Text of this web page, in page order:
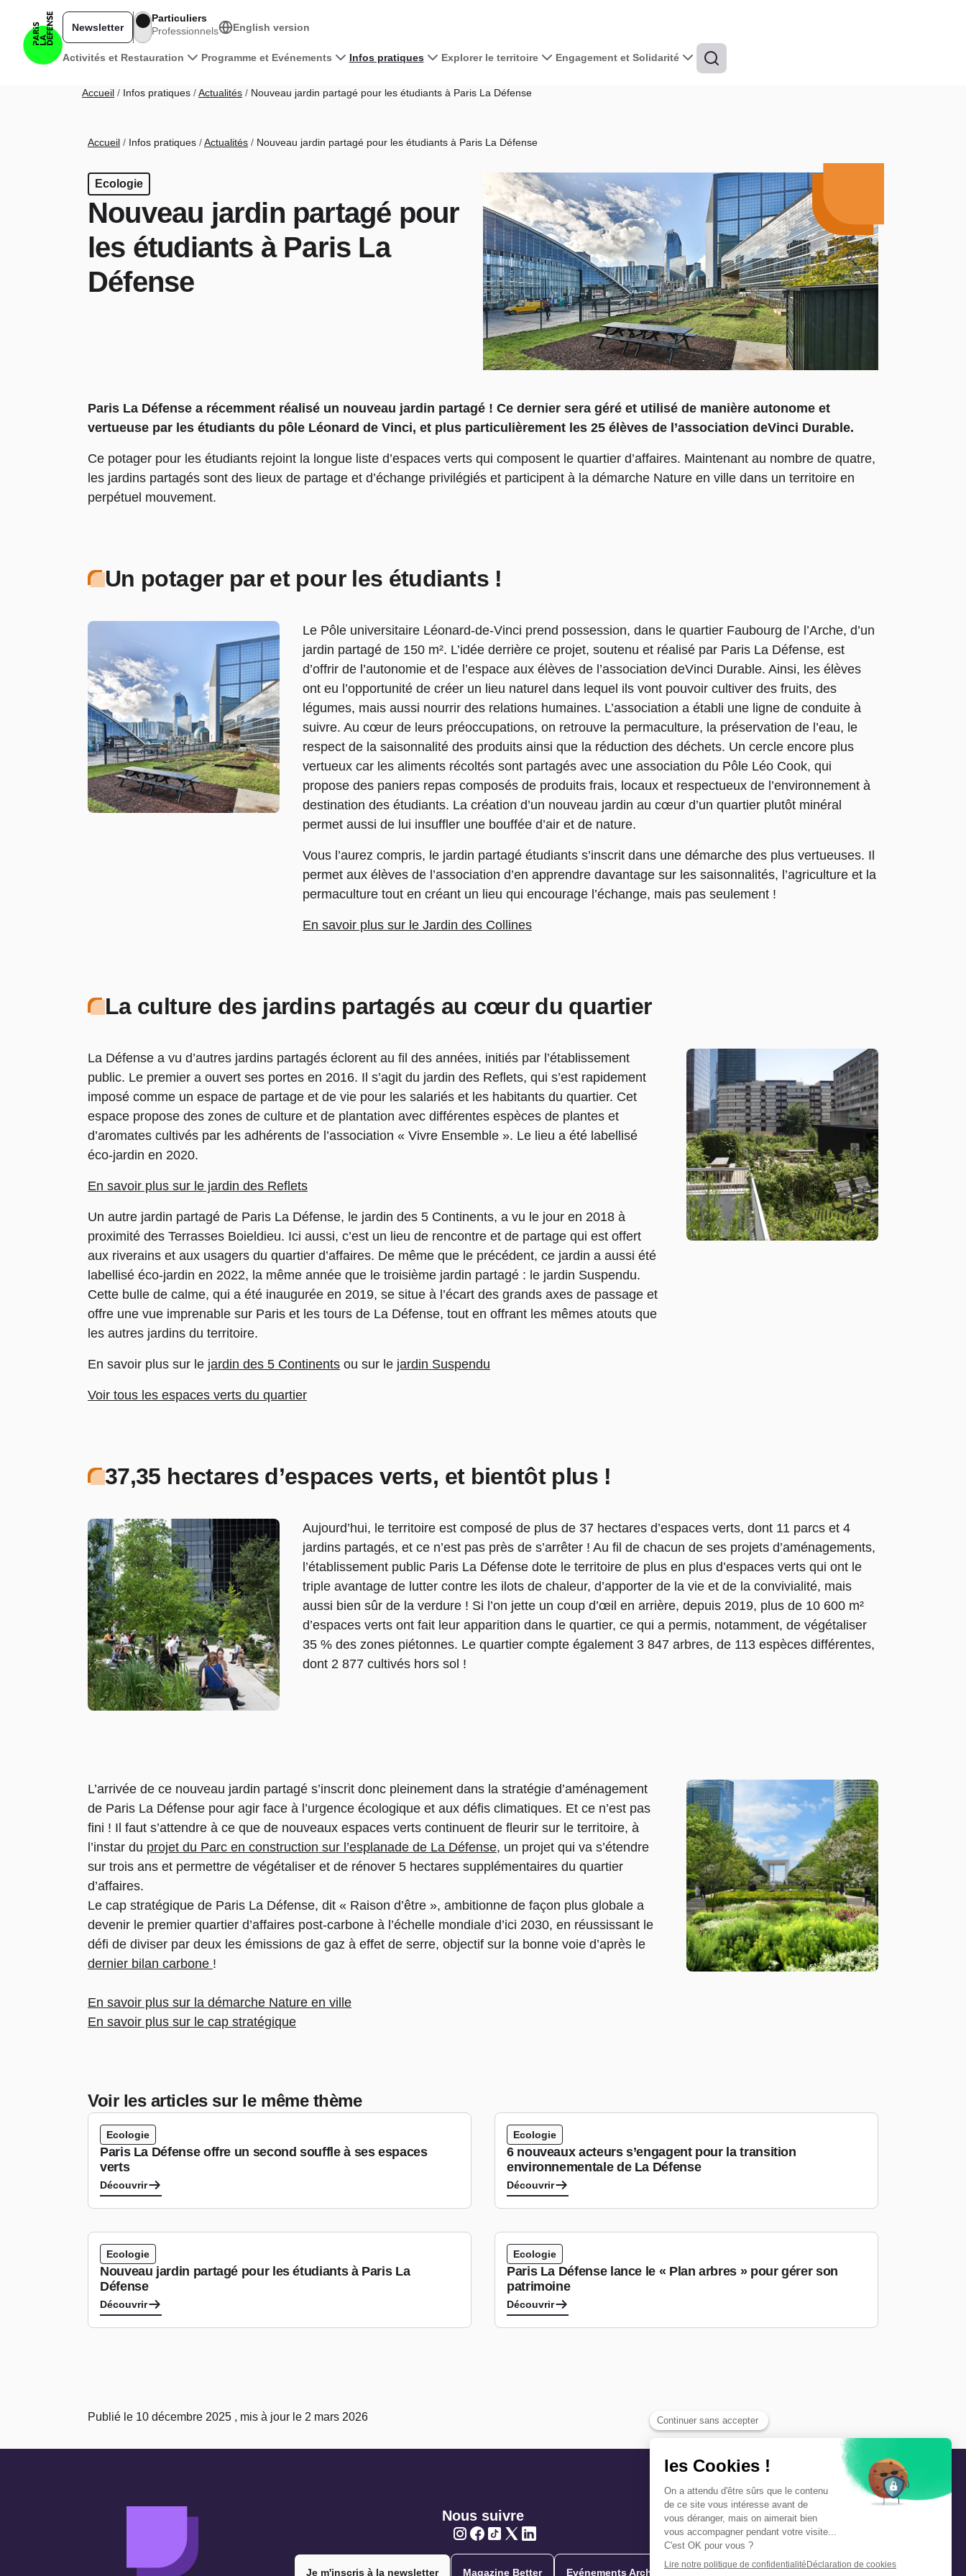
Navigation principale
Activités et Restauration Programme et Evénements Infos pratiques Explorer le territoire Engagement et Solidarité
Newsletter
Particuliers
Professionnels
English version
Fil d'Ariane
Accueil Infos pratiques Actualités Nouveau jardin partagé pour les étudiants à Paris La Défense
Fil d'Ariane
Accueil Infos pratiques Actualités Nouveau jardin partagé pour les étudiants à Paris La Défense
Ecologie
Nouveau jardin partagé pour
les étudiants à Paris La
Défense
Paris La Défense a récemment réalisé un nouveau jardin partagé ! Ce dernier sera géré et utilisé de manière autonome et
vertueuse par les étudiants du pôle Léonard de Vinci, et plus particulièrement les 25 élèves de l’association deVinci Durable.
Ce potager pour les étudiants rejoint la longue liste d’espaces verts qui composent le quartier d’affaires. Maintenant au nombre de quatre,
les jardins partagés sont des lieux de partage et d’échange privilégiés et participent à la démarche Nature en ville dans un territoire en
perpétuel mouvement.
Un potager par et pour les étudiants !
Le Pôle universitaire Léonard-de-Vinci prend possession, dans le quartier Faubourg de l’Arche, d’un
jardin partagé de 150 m². L’idée derrière ce projet, soutenu et réalisé par Paris La Défense, est
d’offrir de l’autonomie et de l’espace aux élèves de l’association deVinci Durable. Ainsi, les élèves
ont eu l’opportunité de créer un lieu naturel dans lequel ils vont pouvoir cultiver des fruits, des
légumes, mais aussi nourrir des relations humaines. L’association a établi une ligne de conduite à
suivre. Au cœur de leurs préoccupations, on retrouve la permaculture, la préservation de l’eau, le
respect de la saisonnalité des produits ainsi que la réduction des déchets. Un cercle encore plus
vertueux car les aliments récoltés sont partagés avec une association du Pôle Léo Cook, qui
propose des paniers repas composés de produits frais, locaux et respectueux de l’environnement à
destination des étudiants. La création d’un nouveau jardin au cœur d’un quartier plutôt minéral
permet aussi de lui insuffler une bouffée d’air et de nature.
Vous l’aurez compris, le jardin partagé étudiants s’inscrit dans une démarche des plus vertueuses. Il
permet aux élèves de l’association d’en apprendre davantage sur les saisonnalités, l’agriculture et la
permaculture tout en créant un lieu qui encourage l’échange, mais pas seulement !
En savoir plus sur le Jardin des Collines
La culture des jardins partagés au cœur du quartier
La Défense a vu d’autres jardins partagés éclorent au fil des années, initiés par l’établissement
public. Le premier a ouvert ses portes en 2016. Il s’agit du jardin des Reflets, qui s’est rapidement
imposé comme un espace de partage et de vie pour les salariés et les habitants du quartier. Cet
espace propose des zones de culture et de plantation avec différentes espèces de plantes et
d’aromates cultivés par les adhérents de l’association « Vivre Ensemble ». Le lieu a été labellisé
éco-jardin en 2020.
En savoir plus sur le jardin des Reflets
Un autre jardin partagé de Paris La Défense, le jardin des 5 Continents, a vu le jour en 2018 à
proximité des Terrasses Boieldieu. Ici aussi, c’est un lieu de rencontre et de partage qui est offert
aux riverains et aux usagers du quartier d’affaires. De même que le précédent, ce jardin a aussi été
labellisé éco-jardin en 2022, la même année que le troisième jardin partagé : le jardin Suspendu.
Cette bulle de calme, qui a été inaugurée en 2019, se situe à l’écart des grands axes de passage et
offre une vue imprenable sur Paris et les tours de La Défense, tout en offrant les mêmes atouts que
les autres jardins du territoire.
En savoir plus sur le jardin des 5 Continents ou sur le jardin Suspendu
Voir tous les espaces verts du quartier
37,35 hectares d’espaces verts, et bientôt plus !
Aujourd’hui, le territoire est composé de plus de 37 hectares d’espaces verts, dont 11 parcs et 4
jardins partagés, et ce n’est pas près de s’arrêter ! Au fil de chacun de ses projets d’aménagements,
l’établissement public Paris La Défense dote le territoire de plus en plus d’espaces verts qui ont le
triple avantage de lutter contre les ilots de chaleur, d’apporter de la vie et de la convivialité, mais
aussi bien sûr de la verdure ! Si l’on jette un coup d’œil en arrière, depuis 2019, plus de 10 600 m²
d’espaces verts ont fait leur apparition dans le quartier, ce qui a permis, notamment, de végétaliser
35 % des zones piétonnes. Le quartier compte également 3 847 arbres, de 113 espèces différentes,
dont 2 877 cultivés hors sol !
L’arrivée de ce nouveau jardin partagé s’inscrit donc pleinement dans la stratégie d’aménagement
de Paris La Défense pour agir face à l’urgence écologique et aux défis climatiques. Et ce n’est pas
fini ! Il faut s’attendre à ce que de nouveaux espaces verts continuent de fleurir sur le territoire, à
l’instar du projet du Parc en construction sur l’esplanade de La Défense, un projet qui va s’étendre
sur trois ans et permettre de végétaliser et de rénover 5 hectares supplémentaires du quartier
d’affaires.
Le cap stratégique de Paris La Défense, dit « Raison d’être », ambitionne de façon plus globale a
devenir le premier quartier d’affaires post-carbone à l’échelle mondiale d’ici 2030, en réussissant le
défi de diviser par deux les émissions de gaz à effet de serre, objectif sur la bonne voie d’après le
dernier bilan carbone !
En savoir plus sur la démarche Nature en ville
En savoir plus sur le cap stratégique
Voir les articles sur le même thème
Ecologie
Paris La Défense offre un second souffle à ses espaces
verts
Découvrir
Ecologie
6 nouveaux acteurs s’engagent pour la transition
environnementale de La Défense
Découvrir
Ecologie
Nouveau jardin partagé pour les étudiants à Paris La
Défense
Découvrir
Ecologie
Paris La Défense lance le « Plan arbres » pour gérer son
patrimoine
Découvrir
Publié le 10 décembre 2025 , mis à jour le 2 mars 2026
Nous suivre
Je m'inscris à la newsletter Magazine Better Evénements Archie